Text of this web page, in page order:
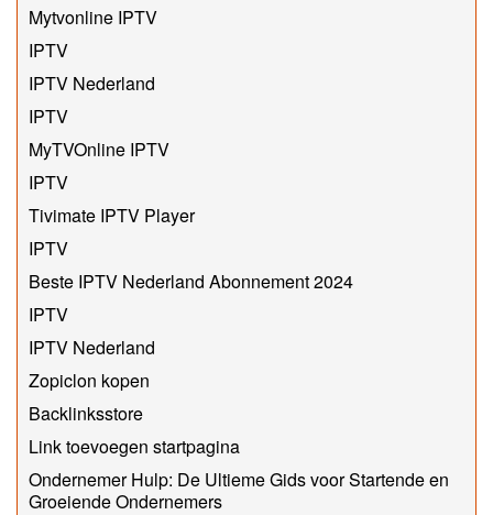
Mytvonline IPTV
IPTV
IPTV Nederland
IPTV
MyTVOnline IPTV
IPTV
Tivimate IPTV Player
IPTV
Beste IPTV Nederland Abonnement 2024
IPTV
IPTV Nederland
Zopiclon kopen
Backlinksstore
Link toevoegen startpagina
Ondernemer Hulp: De Ultieme Gids voor Startende en
Groeiende Ondernemers